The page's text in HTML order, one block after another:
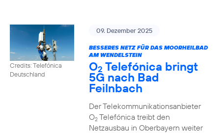
Credits: Telefónica
Deutschland
09. Dezember 2025
BESSERES NETZ FÜR DAS MOORHEILBAD
AM WENDELSTEIN
O2 Telefónica bringt
5G nach Bad
Feilnbach
Der Telekommunikationsanbieter
O2Telefónica treibt den
Netzausbau in Oberbayern weiter